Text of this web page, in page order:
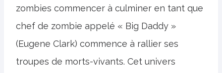
zombies commencer à culminer en tant que
chef de zombie appelé « Big Daddy »
(Eugene Clark) commence à rallier ses
troupes de morts-vivants. Cet univers